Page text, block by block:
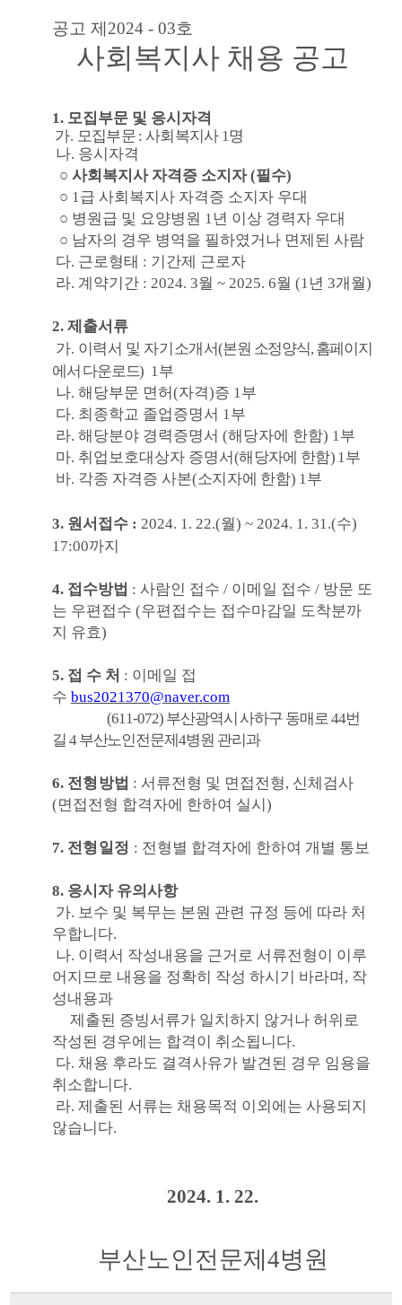
공고 제 2024 - 03호
사회복지사 채용 공고
1. 모집부문 및 응시자격
가. 모집부문 : 사회복지사 1명
나. 응시자격
○ 사회복지사 자격증 소지자 (필수)
○ 1급 사회복지사 자격증 소지자 우대
○ 병원급 및 요양병원 1년 이상 경력자 우대
○ 남자의 경우 병역을 필하였거나 면제된 사람
다. 근로형태 : 기간제 근로자
라. 계약기간 : 2024. 3월 ~ 2025. 6월 (1년 3개월)
2. 제출서류
가. 이력서 및 자기소개서(본원 소정양식, 홈페이지
에서 다운로드) 1부
나. 해당부문 면허(자격)증 1부
다. 최종학교 졸업증명서 1부
라. 해당분야 경력증명서 (해당자에 한함) 1부
마. 취업보호대상자 증명서(해당자에 한함) 1부
바. 각종 자격증 사본(소지자에 한함) 1부
3. 원서접수 : 2024. 1. 22.(월) ~ 2024. 1. 31.(수)
17:00까지
4. 접수방법 : 사람인 접수 / 이메일 접수 / 방문 또
는 우편접수 (우편접수는 접수마감일 도착분까
지 유효)
5. 접 수 처 : 이메일 접
수 bus2021370@naver.com
(611-072) 부산광역시 사하구 동매로44번
길 4부산노인전문제4병원 관리과
6. 전형방법 : 서류전형 및 면접전형, 신체검사
(면접전형 합격자에 한하여 실시)
7. 전형일정 : 전형별 합격자에 한하여 개별 통보
8. 응시자 유의사항
가. 보수 및 복무는 본원 관련 규정 등에 따라 처
우합니다.
나. 이력서 작성내용을 근거로 서류전형이 이루
어지므로 내용을 정확히 작성 하시기 바라며 , 작
성내용과
제출된 증빙서류가 일치하지 않거나 허위로
작성된 경우에는 합격이 취소됩니다.
다. 채용 후라도 결격사유가 발견된 경우 임용을
취소합니다.
라. 제출된 서류는 채용목적 이외에는 사용되지
않습니다.
2024. 1. 22.
부산노인전문제 4병원